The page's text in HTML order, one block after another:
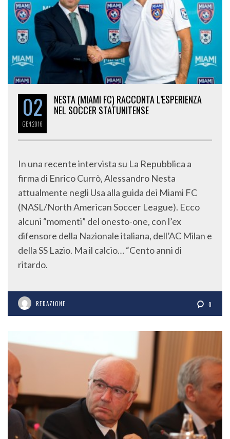
02
GEN2016
NESTA (MIAMI FC) RACCONTA L’ESPERIENZA
NEL SOCCER STATUNITENSE
In una recente intervista su La Repubblica a
firma di Enrico Currò, Alessandro Nesta
attualmente negli Usa alla guida dei Miami FC
(NASL/North American Soccer League). Ecco
alcuni “momenti” del onesto-one, con l’ex
difensore della Nazionale italiana, dell’AC Milan e
della SS Lazio. Ma il calcio… “Cento anni di
ritardo.
REDAZIONE 0